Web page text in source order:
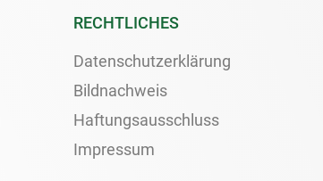
RECHTLICHES
Datenschutzerklärung
Bildnachweis
Haftungsausschluss
Impressum